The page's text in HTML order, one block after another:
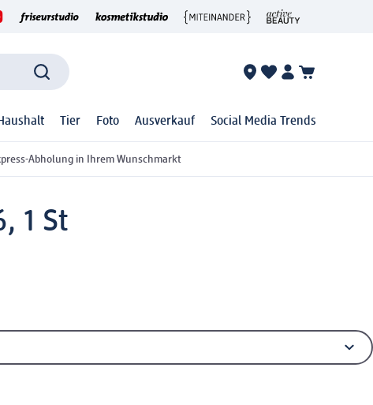
Tier Foto Ausverkauf Social Media Trends
Abholung in Ihrem Wunschmarkt
1 St